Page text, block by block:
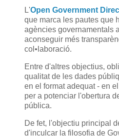
L'Open Government
que marca les pautes que
agències governamentals
aconseguir més
col•laboració.
Entre d'altres objectius,
qualitat de les dades
en el format adequat - en el
per a potenciar l'obertura
pública.
De fet, l'objectiu principal
d'inculcar la filosofia de